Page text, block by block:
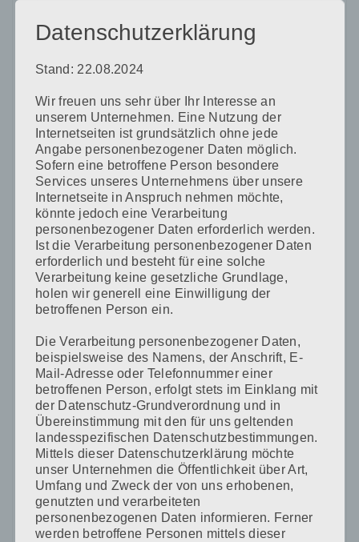
Name*
E-Mail-Adresse*
Website
Name, E-Mail-Adresse und Website in diesem Browser
für meinen nächsten Kommentar speichern.
CAPTCHA Code
*
Datenschutzerklärung
Stand: 22.08.2024
Wir freuen uns sehr über Ihr Interesse an
unserem Unternehmen. Eine Nutzung der
Internetseiten ist grundsätzlich ohne jede
Angabe personenbezogener Daten möglich.
Sofern eine betroffene Person besondere
Services unseres Unternehmens über unsere
Internetseite in Anspruch nehmen möchte,
könnte jedoch eine Verarbeitung
personenbezogener Daten erforderlich werden.
Ist die Verarbeitung personenbezogener Daten
erforderlich und besteht für eine solche
Verarbeitung keine gesetzliche Grundlage,
holen wir generell eine Einwilligung der
betroffenen Person ein.
Die Verarbeitung personenbezogener Daten,
beispielsweise des Namens, der Anschrift, E-
Mail-Adresse oder Telefonnummer einer
betroffenen Person, erfolgt stets im Einklang mit
der Datenschutz-Grundverordnung und in
Übereinstimmung mit den für uns geltenden
landesspezifischen Datenschutzbestimmungen.
Mittels dieser Datenschutzerklärung möchte
unser Unternehmen die Öffentlichkeit über Art,
Umfang und Zweck der von uns erhobenen,
genutzten und verarbeiteten
personenbezogenen Daten informieren. Ferner
werden betroffene Personen mittels dieser